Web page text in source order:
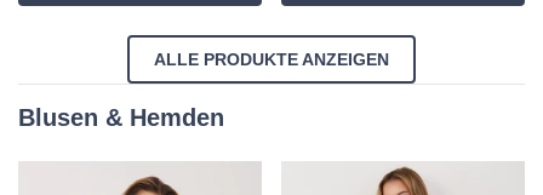
ALLE PRODUKTE ANZEIGEN
Blusen & Hemden